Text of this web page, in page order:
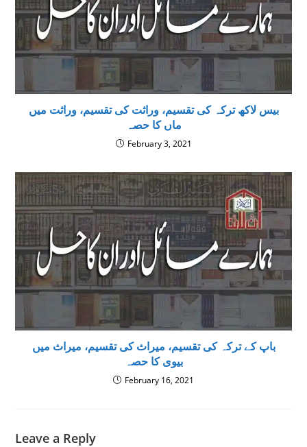
بیس لاکھ ترکہ کی تقسیم، وراثت کی تقسیم، وراثت میں
ماں کا حصہ
February 3, 2021
باپ كے تركہ كى تقسيم، میراث کی تقسیم، میراث میں
بیوی کا حصہ
February 16, 2021
Leave a Reply